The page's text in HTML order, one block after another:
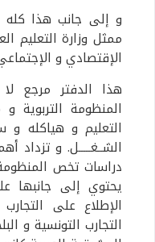
و إلى جانب هذا
ممثل وزارة التعليم
الإقتصادي و
هذا الدفتر مرجع
المنظومة
التعليم و هياكله و
الشــغـــــل. و
دراسات تخص المنظومة
يحتوي إلى جانبها
الإطلاع على
التجارب التونسية و